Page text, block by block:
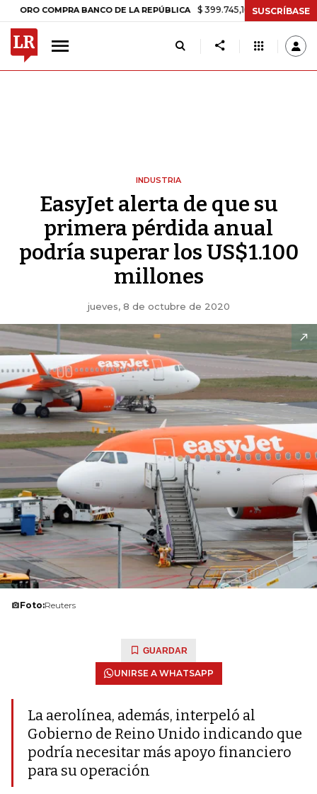
BANCO DE LA REPÚBLICA $ 399.745,16 +$ 2.295,71 +0,58%
SUSCRÍBASE
INDUSTRIA
EasyJet alerta de que su
primera pérdida anual
podría superar los US$1.100
millones
jueves, 8 de octubre de 2020
Foto:Reuters
GUARDAR
UNIRSE A WHATSAPP
La aerolínea, además, interpeló al
Gobierno de Reino Unido indicando que
podría necesitar más apoyo financiero
para su operación